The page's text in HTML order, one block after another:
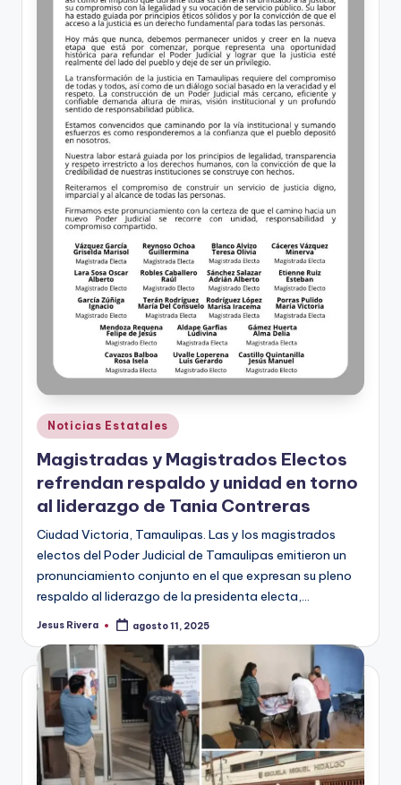
Publicado
en
Noticias Estatales
Magistradas y Magistrados Electos
refrendan respaldo y unidad en torno
al liderazgo de Tania Contreras
Ciudad Victoria, Tamaulipas. Las y los magistrados
electos del Poder Judicial de Tamaulipas emitieron un
pronunciamiento conjunto en el que expresan su pleno
respaldo al liderazgo de la presidenta electa,…
Publicado
Jesus Rivera agosto 11, 2025